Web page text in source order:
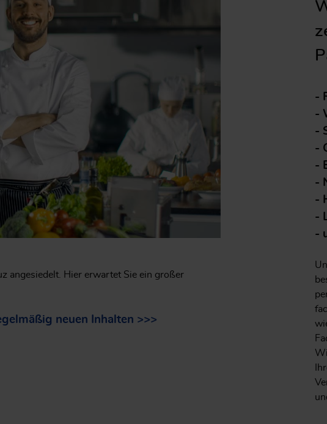
angesiedelt. Hier erwartet Sie ein großer
neuen Inhalten >>>
-
-
-
-
-
-
-
-
-